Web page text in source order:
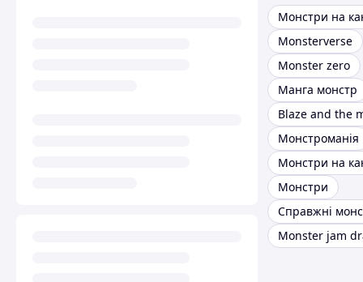
Монстри на
Monsterverse
Monster zero
Манга монстр
Монстроманія
Монстри
Справжні
Monster jam